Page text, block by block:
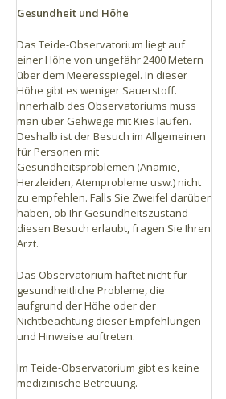
Gesundheit und Höhe
Das Teide-Observatorium liegt auf
einer Höhe von ungefähr 2400 Metern
über dem Meeresspiegel. In dieser
Höhe gibt es weniger Sauerstoff.
Innerhalb des Observatoriums muss
man über Gehwege mit Kies laufen.
Deshalb ist der Besuch im Allgemeinen
für Personen mit
Gesundheitsproblemen (Anämie,
Herzleiden, Atemprobleme usw.) nicht
zu empfehlen. Falls Sie Zweifel darüber
haben, ob Ihr Gesundheitszustand
diesen Besuch erlaubt, fragen Sie Ihren
Arzt.
Das Observatorium haftet nicht für
gesundheitliche Probleme, die
aufgrund der Höhe oder der
Nichtbeachtung dieser Empfehlungen
und Hinweise auftreten.
Im Teide-Observatorium gibt es keine
medizinische Betreuung.